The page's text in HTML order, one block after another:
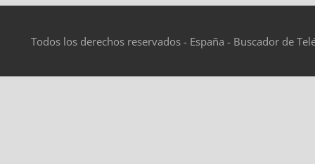
Todos los derechos reservados - España - Buscador de